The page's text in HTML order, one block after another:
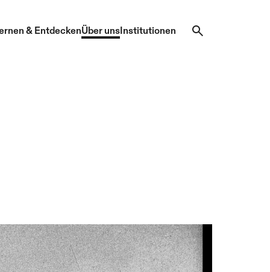
& EntdeckenÜber unsInstitutionen